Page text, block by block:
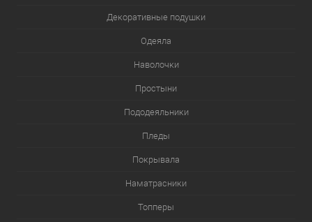
Декоративные подушки
Одеяла
Наволочки
Простыни
Пододеяльники
Пледы
Покрывала
Наматрасники
Топперы